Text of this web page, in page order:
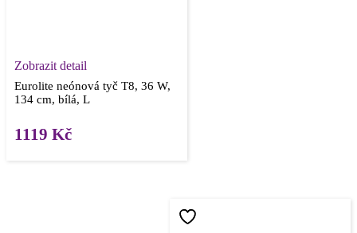
Zobrazit detail
Eurolite neónová tyč T8, 36 W,
134 cm, bílá, L
1119 Kč